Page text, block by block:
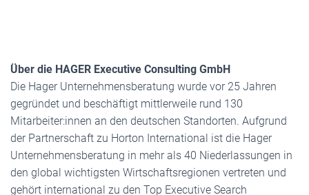
Über die HAGER Executive Consulting GmbH
Die Hager Unternehmensberatung wurde vor 25 Jahren
gegründet und beschäftigt mittlerweile rund 130
Mitarbeiter:innen an den deutschen Standorten. Aufgrund
der Partnerschaft zu Horton International ist die Hager
Unternehmensberatung in mehr als 40 Niederlassungen in
den global wichtigsten Wirtschaftsregionen vertreten und
gehört international zu den Top Executive Search